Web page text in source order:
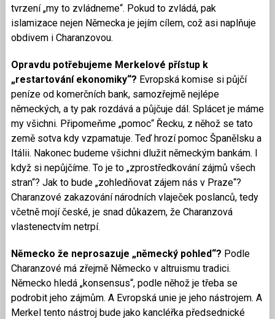
tvrzení „my to zvládneme“. Pokud to zvládá, pak
islamizace nejen Německa je jejím cílem, což asi naplňuje
obdivem i Charanzovou.
Opravdu potřebujeme Merkelové přístup k
„restartování ekonomiky“? Evropská komise si půjčí
peníze od komerčních bank, samozřejmě nejlépe
německých, a ty pak rozdává a půjčuje dál. Splácet je máme
my všichni. Připomeňme „pomoc“ Řecku, z něhož se tato
země sotva kdy vzpamatuje. Teď hrozí pomoc Španělsku a
Itálii. Nakonec budeme všichni dlužit německým bankám. I
když si nepůjčíme. To je to „zprostředkování zájmů všech
stran“? Jak to bude „zohledňovat zájem nás v Praze“?
Charanzové zakazování národních vlaječek poslanců, tedy
včetně mojí české, je snad důkazem, že Charanzová
vlastenectvím netrpí.
Německo že neprosazuje „německý pohled“? Podle
Charanzové má zřejmě Německo v altruismu tradici.
Německo hledá „konsensus“, podle něhož je třeba se
podrobit jeho zájmům. A Evropská unie je jeho nástrojem. A
Merkel tento nástroj bude jako kancléřka předsednické